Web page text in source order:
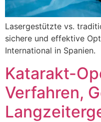
Lasergestützte vs.
sichere und effektive
International in Spanien.
Katarakt-
Verfahren,